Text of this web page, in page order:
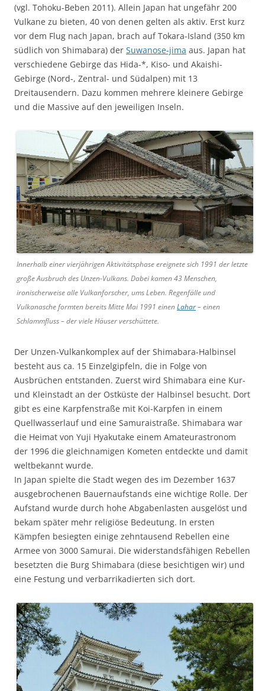
(vgl. Tohoku-Beben 2011). Allein Japan hat ungefähr 200
Vulkane zu bieten, 40 von denen gelten als aktiv. Erst kurz
vor dem Flug nach Japan, brach auf Tokara-Island (350 km
südlich von Shimabara) der Suwanose-jima aus. Japan hat
verschiedene Gebirge das Hida-*, Kiso- und Akaishi-
Gebirge (Nord-, Zentral- und Südalpen) mit 13
Dreitausendern. Dazu kommen mehrere kleinere Gebirge
und die Massive auf den jeweiligen Inseln.
Innerhalb einer vierjährigen Aktivitätsphase ereignete sich 1991 der letzte
große Ausbruch des Unzen-Vulkans. Dabei kamen 43 Menschen,
ironischerweise alle Vulkanforscher, ums Leben. Regenfälle und
Vulkanasche formten bereits Mitte Mai 1991 einenLahar– einen
Schlammfluss – der viele Häuser verschüttete.
Der Unzen-Vulkankomplex auf der Shimabara-Halbinsel
besteht aus ca. 15 Einzelgipfeln, die in Folge von
Ausbrüchen entstanden. Zuerst wird Shimabara eine Kur-
und Kleinstadt an der Ostküste der Halbinsel besucht. Dort
gibt es eine Karpfenstraße mit Koi-Karpfen in einem
Quellwasserlauf und eine Samuraistraße. Shimabara war
die Heimat von Yuji Hyakutake einem Amateurastronom
der 1996 die gleichnamigen Kometen entdeckte und damit
weltbekannt wurde.
In Japan spielte die Stadt wegen des im Dezember 1637
ausgebrochenen Bauernaufstands eine wichtige Rolle. Der
Aufstand wurde durch hohe Abgabenlasten ausgelöst und
bekam später mehr religiöse Bedeutung. In ersten
Kämpfen besiegten einige zehntausend Rebellen eine
Armee von 3000 Samurai. Die widerstandsfähigen Rebellen
besetzten die Burg Shimabara (diese besichtigen wir) und
eine Festung und verbarrikadierten sich dort.